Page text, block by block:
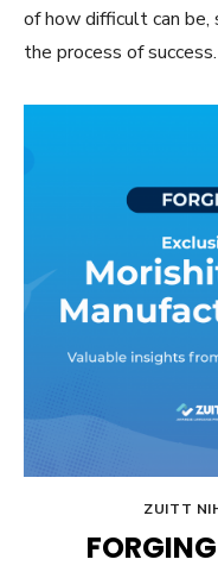
of how difficult can
the process of success.
ZUITT